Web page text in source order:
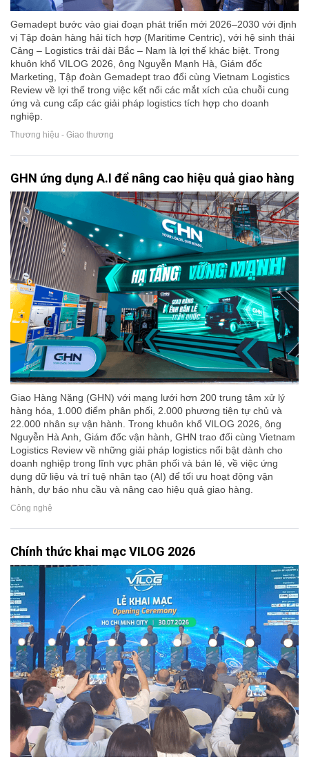
Gemadept bước vào giai đoạn phát triển mới 2026–2030 với định
vị Tập đoàn hàng hải tích hợp (Maritime Centric), với hệ sinh thái
Cảng – Logistics trải dài Bắc – Nam là lợi thế khác biệt. Trong
khuôn khổ VILOG 2026, ông Nguyễn Mạnh Hà, Giám đốc
Marketing, Tập đoàn Gemadept trao đổi cùng Vietnam Logistics
Review về lợi thế trong việc kết nối các mắt xích của chuỗi cung
ứng và cung cấp các giải pháp logistics tích hợp cho doanh
nghiệp.
Thương hiệu - Giao thương
GHN ứng dụng A.I để nâng cao hiệu quả giao hàng
Giao Hàng Nặng (GHN) với mạng lưới hơn 200 trung tâm xử lý
hàng hóa, 1.000 điểm phân phối, 2.000 phương tiện tự chủ và
22.000 nhân sự vận hành. Trong khuôn khổ VILOG 2026, ông
Nguyễn Hà Anh, Giám đốc vận hành, GHN trao đổi cùng Vietnam
Logistics Review về những giải pháp logistics nổi bật dành cho
doanh nghiệp trong lĩnh vực phân phối và bán lẻ, về việc ứng
dụng dữ liệu và trí tuệ nhân tạo (AI) để tối ưu hoạt động vận
hành, dự báo nhu cầu và nâng cao hiệu quả giao hàng.
Công nghệ
Chính thức khai mạc VILOG 2026